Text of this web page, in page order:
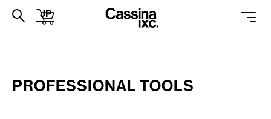
SERVICES
JP
PROFESSIONAL TOOLS